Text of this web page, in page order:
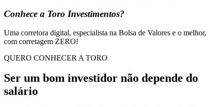
Conhece a Toro Investimentos?
Uma corretora digital, especialista na Bolsa de Valores e o melhor,
com corretagem ZERO!
QUERO CONHECER A TORO
Ser um bom investidor não depende do
salário